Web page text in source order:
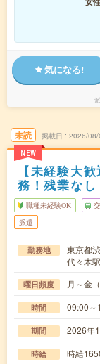
気になる!
未読
NEW
掲載日 2026/08/
【未経験大
務！残業なし
職種未経験OK
派遣
勤務地
東京都
代々木
曜日頻度 月～金
時間 09:00
期間 2026年
時給 時給